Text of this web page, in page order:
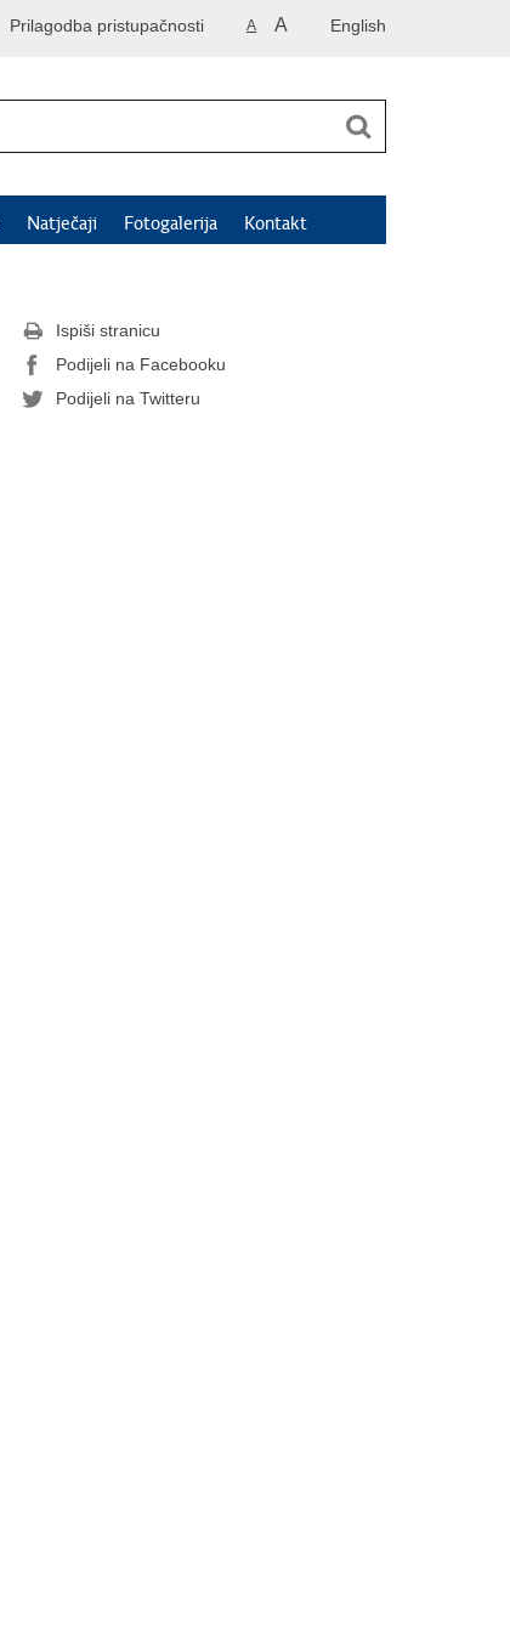
English
A A
Prilagodba pristupačnosti
Natječaji Fotogalerija Kontakt
Ispiši stranicu
Podijeli na Facebooku
Podijeli na Twitteru